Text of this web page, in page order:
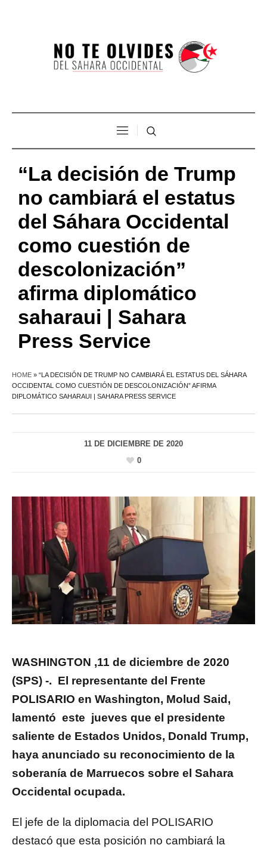
“La decisión de Trump
no cambiará el estatus
del Sáhara Occidental
como cuestión de
descolonización”
afirma diplomático
saharaui | Sahara
Press Service
HOME » “LA DECISIÓN DE TRUMP NO CAMBIARÁ EL ESTATUS DEL SÁHARA
OCCIDENTAL COMO CUESTIÓN DE DESCOLONIZACIÓN” AFIRMA
DIPLOMÁTICO SAHARAUI | SAHARA PRESS SERVICE
11 DE DICIEMBRE DE 2020
0
WASHINGTON ,11 de diciembre de 2020
(SPS) -. El representante del Frente
POLISARIO en Washington, Molud Said,
lamentó este jueves que el presidente
saliente de Estados Unidos, Donald Trump,
haya anunciado su reconocimiento de la
soberanía de Marruecos sobre el Sahara
Occidental ocupada.
El jefe de la diplomacia del POLISARIO
destacó que esta posición no cambiará la